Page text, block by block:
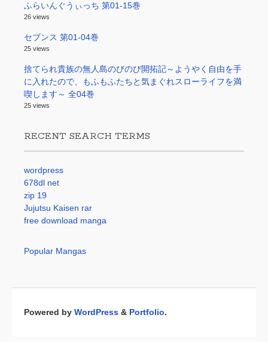
ふらいんぐうぃっち 第01-15巻
26 views
セブンス 第01-04巻
25 views
捨てられ貴族の無人島のびのび開拓記～ようやく自由を手
に入れたので、もふもふたちと気まぐれスローライフを満
喫します～ 全04巻
25 views
RECENT SEARCH TERMS
wordpress
678dl net
zip 19
Jujutsu Kaisen rar
free download manga
Popular Mangas
Powered by WordPress & Portfolio.